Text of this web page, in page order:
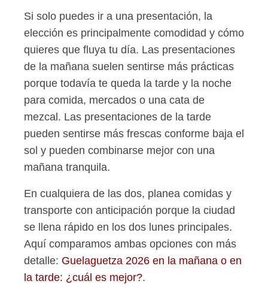
Si solo puedes ir a una presentación, la
elección es principalmente comodidad y cómo
quieres que fluya tu día. Las presentaciones
de la mañana suelen sentirse más prácticas
porque todavía te queda la tarde y la noche
para comida, mercados o una cata de
mezcal. Las presentaciones de la tarde
pueden sentirse más frescas conforme baja el
sol y pueden combinarse mejor con una
mañana tranquila.
En cualquiera de las dos, planea comidas y
transporte con anticipación porque la ciudad
se llena rápido en los dos lunes principales.
Aquí comparamos ambas opciones con más
detalle: Guelaguetza 2026 en la mañana o en
la tarde: ¿cuál es mejor?.